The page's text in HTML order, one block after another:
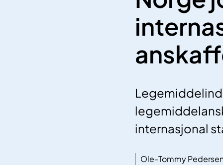
internasjonal
Ole-Tommy